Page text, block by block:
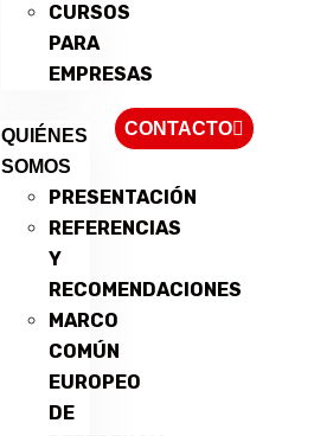
CURSOS
PARA
EMPRESAS
QUIÉNES
SOMOS
PRESENTACIÓN
REFERENCIAS
Y
RECOMENDACIONES
MARCO
COMÚN
EUROPEO
DE
CONTACTO